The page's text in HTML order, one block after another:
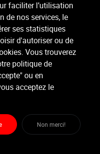
faciliter l’utilisation
de nos services, le
ses statistiques
d'autoriser ou de
Vous trouverez
politique de
ou en
acceptez le
Non merci!